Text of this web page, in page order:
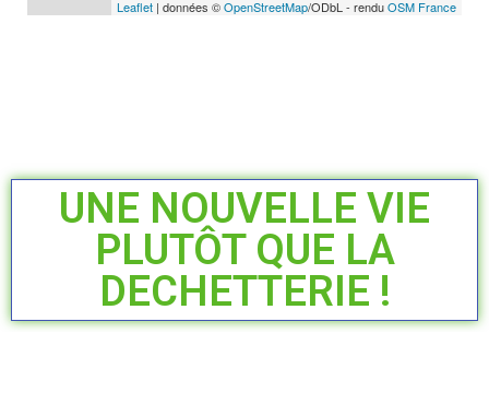
Leaflet | données ©OpenStreetMap/ODbL - renduOSM France
UNE NOUVELLE VIE
PLUTÔT QUE LA
DECHETTERIE !